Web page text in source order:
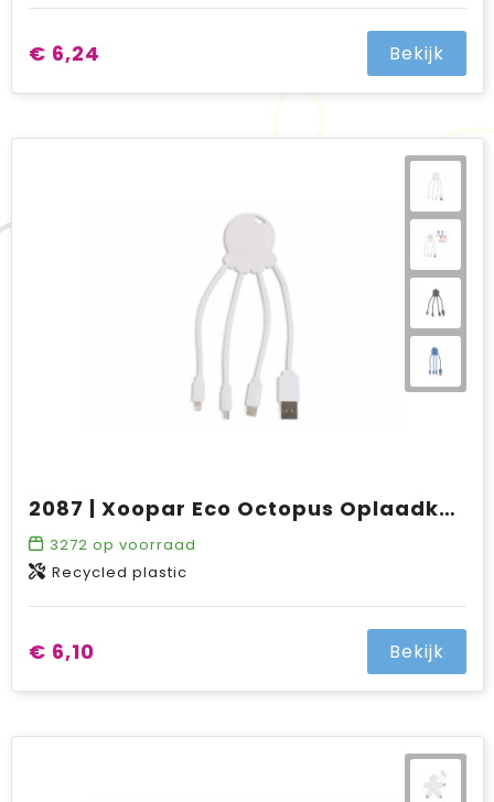
€ 6,24 Bekijk
2087 | Xoopar Eco Octopus Oplaadkabel
3272 op voorraad
Recycled plastic
€ 6,10 Bekijk